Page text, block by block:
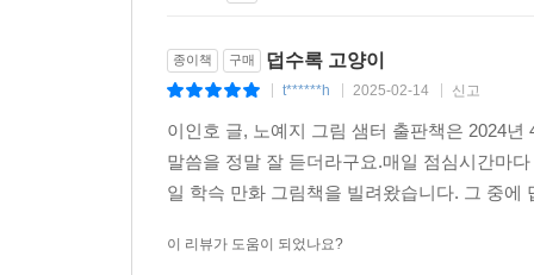
종이책 구매 덥수록 고양이
t******h 2025-02-14 신고
이인호 글, 노예지 그림 샘터 출판책은 2024
말씀을 정말 잘 듣더라구요.매일 점심시간마
일 학슥 만화 그림책을 빌려왔습니다. 그 중
이 리뷰가 도움이 되었나요?